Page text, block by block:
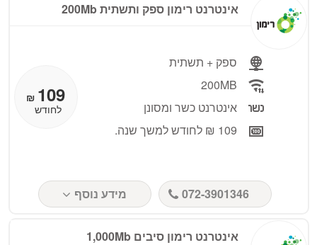
אינטרנט רימון ספק ותשתית 200Mb
ספק + תשתית
200MB
אינטרנט כשר ומסונן
109 ₪ לחודש למשך שנה.
109
₪
לחודש
072-3901346 מידע נוסף
אינטרנט רימון סיבים 1,000Mb